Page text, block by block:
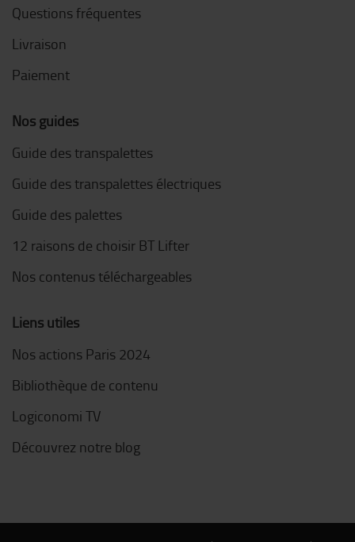
Questions fréquentes
Livraison
Paiement
Nos guides
Guide des transpalettes
Guide des transpalettes électriques
Guide des palettes
12 raisons de choisir BT Lifter
Nos contenus téléchargeables
Liens utiles
Nos actions Paris 2024
Bibliothèque de contenu
Logiconomi TV
Découvrez notre blog